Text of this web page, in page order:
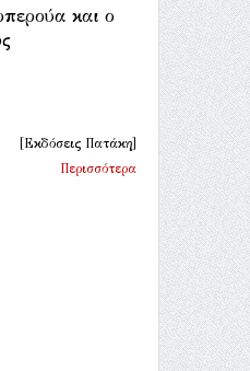
και ο
[Εκδόσεις Πατάκη]
Περισσότερα